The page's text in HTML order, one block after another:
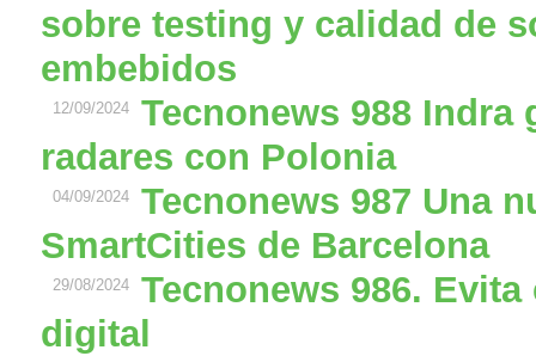
sobre testing y calidad de
embebidos
12/09/2024
Tecnonews 988 Indra
radares con Polonia
04/09/2024
Tecnonews 987 Una
SmartCities de Barcelona
29/08/2024
Tecnonews 986.
digital